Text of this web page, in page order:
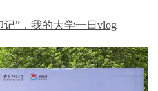
记”，我的大学一日vlog